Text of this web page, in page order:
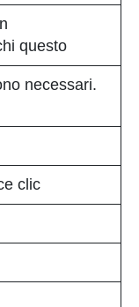
questo
necessari.
clic